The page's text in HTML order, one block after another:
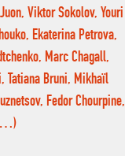
Viktor Sokolov, Youri
Ekaterina Petrova,
Marc Chagall,
Tatiana Bruni, Mikhaïl
Fedor Chourpine,